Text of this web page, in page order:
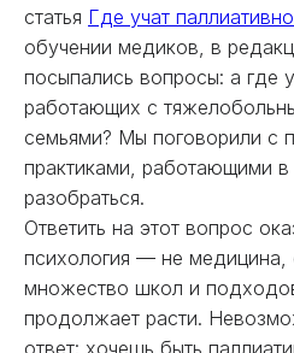
статья Где учат
обучении медиков, в
посыпались вопросы: а где
работающих с
семьями? Мы поговорили с
практиками, работающими в
разобраться.
Ответить на этот вопрос
психология — не медицина,
множество школ и
продолжает расти.
ответ: хочешь быть